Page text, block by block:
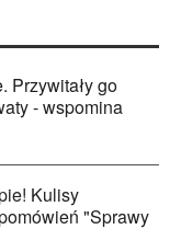
Przywitały go
- wspomina
Kulisy
"Sprawy